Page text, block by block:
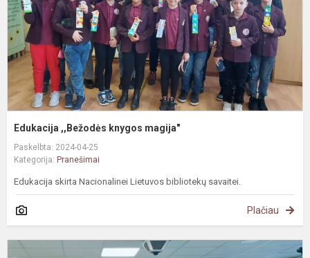
Edukacija ,,Bežodės knygos magija"
Paskelbta: 2024-04-25
Kategorija: Pranešimai
Edukacija skirta Nacionalinei Lietuvos bibliotekų savaitei.
Plačiau